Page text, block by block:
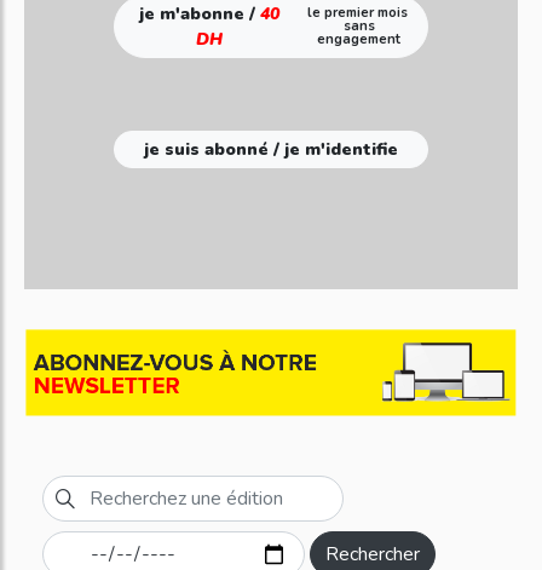
je m'abonne /40
DH
le premier mois
sans
engagement
je suis abonné / je m'identifie
Rechercher